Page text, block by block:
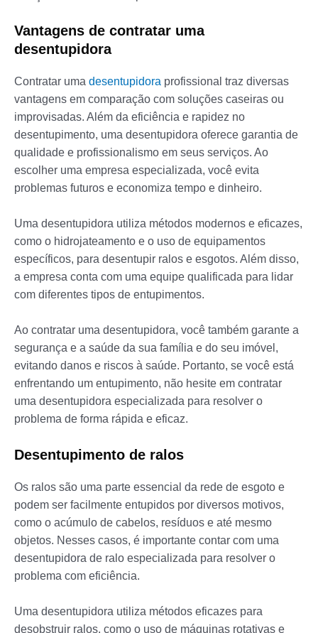
Vantagens de contratar uma
desentupidora
Contratar uma desentupidora profissional traz diversas
vantagens em comparação com soluções caseiras ou
improvisadas. Além da eficiência e rapidez no
desentupimento, uma desentupidora oferece garantia de
qualidade e profissionalismo em seus serviços. Ao
escolher uma empresa especializada, você evita
problemas futuros e economiza tempo e dinheiro.
Uma desentupidora utiliza métodos modernos e eficazes,
como o hidrojateamento e o uso de equipamentos
específicos, para desentupir ralos e esgotos. Além disso,
a empresa conta com uma equipe qualificada para lidar
com diferentes tipos de entupimentos.
Ao contratar uma desentupidora, você também garante a
segurança e a saúde da sua família e do seu imóvel,
evitando danos e riscos à saúde. Portanto, se você está
enfrentando um entupimento, não hesite em contratar
uma desentupidora especializada para resolver o
problema de forma rápida e eficaz.
Desentupimento de ralos
Os ralos são uma parte essencial da rede de esgoto e
podem ser facilmente entupidos por diversos motivos,
como o acúmulo de cabelos, resíduos e até mesmo
objetos. Nesses casos, é importante contar com uma
desentupidora de ralo especializada para resolver o
problema com eficiência.
Uma desentupidora utiliza métodos eficazes para
desobstruir ralos, como o uso de máquinas rotativas e